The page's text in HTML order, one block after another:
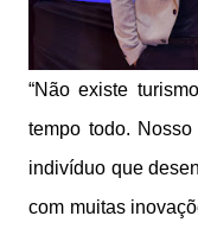
“Não existe
tempo todo.
indivíduo que
com muitas